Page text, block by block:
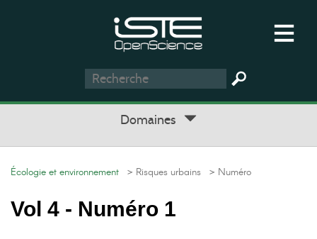
Domaines
Écologie et environnement > Risques urbains > Numéro
Vol 4 - Numéro 1